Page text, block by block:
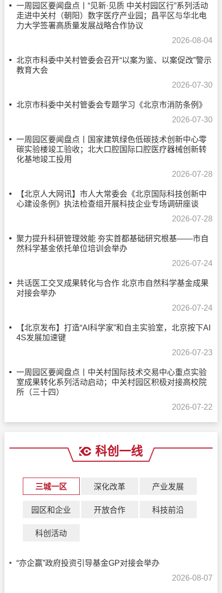
一周园区要闻盘点丨“见新·见质 中关村园区行”系列活动
走进中关村（朝阳）数字医疗产业园；昌平区与华北电
力大学签署高质量发展战略合作协议
2026-08-04
北京市科委中关村管委会召开“以案为鉴、以案促改”警示
教育大会
2026-07-30
北京市科委中关村管委会专题学习《北京市消防条例》
2026-07-30
一周园区要闻盘点丨国家建筑绿色低碳技术创新中心零
碳实验楼竣工验收；北大口腔国际口腔医疗器械创新转
化基地竣工投用
2026-07-28
【北京人大网讯】市人大常委会《北京国际科技创新中
心建设条例》执法检查组开展科技企业专场调研座谈
2026-07-28
聚力提升科研管理效能 夯实首都基础研究根基——市自
然科学基金依托单位培训会举办
2026-07-24
共话医工交叉成果转化与合作 北京市自然科学基金成果
对接会举办
2026-07-24
【北京发布】打造“AI科学家”和自主实验室，北京按下AI
4S发展加速键
2026-07-23
一周园区要闻盘点丨中关村国际技术交易中心重点实验
室成果转化系列活动启动；中关村园区积极对接高校院
所（三十四）
2026-07-22
三城一区 深化改革 产业发展
园区和企业 开放合作 科技前沿
科创活动
科创一线
“亦企赢”政府投资引导基金GP对接会举办
2026-08-07